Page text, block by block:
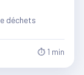
déchets
⏱ 1 min